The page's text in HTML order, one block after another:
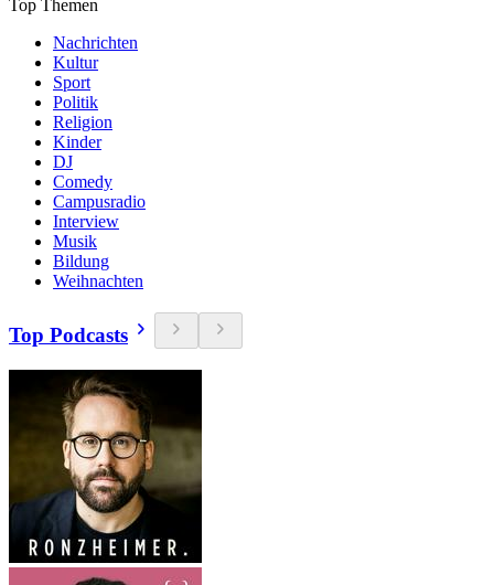
Top Themen
Nachrichten
Kultur
Sport
Politik
Religion
Kinder
DJ
Comedy
Campusradio
Interview
Musik
Bildung
Weihnachten
Top Podcasts